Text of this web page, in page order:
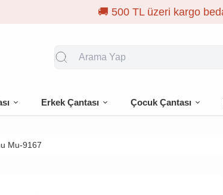
Erkek Çantası Çocuk Çantası
Mu-9167